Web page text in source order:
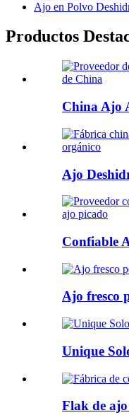
Ajo en Polvo
Productos
China Ajo
Ajo
Confiable
Ajo fresco
Unique
Flak de